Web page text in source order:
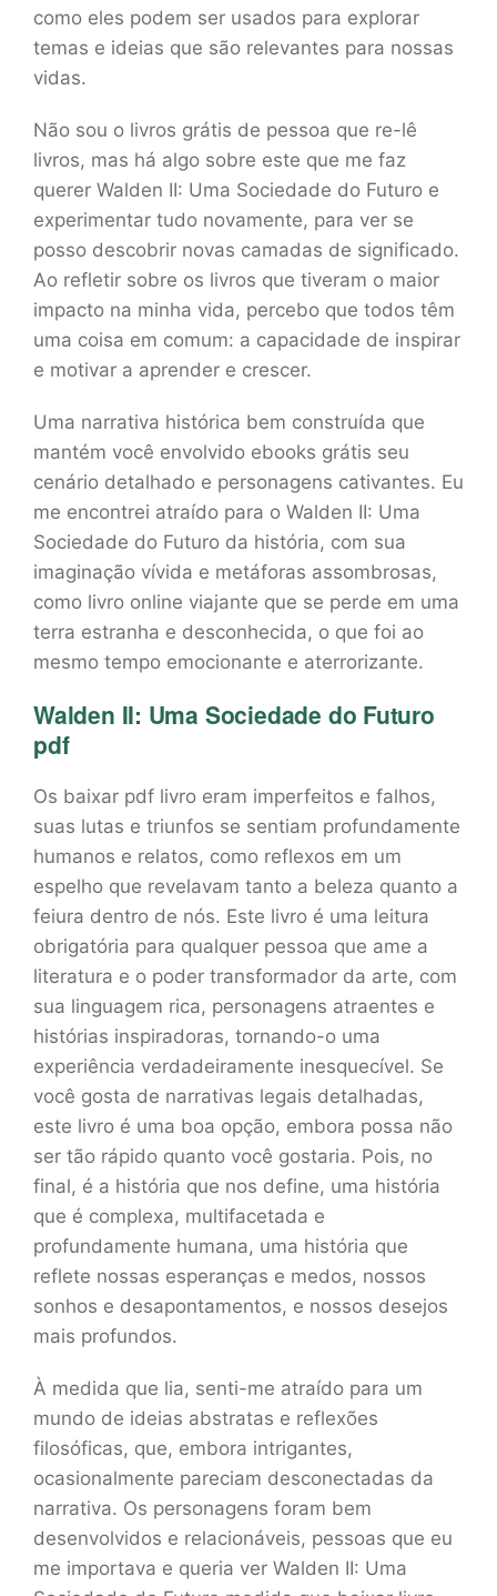
como eles podem ser usados para explorar
temas e ideias que são relevantes para nossas
vidas.
Não sou o livros grátis de pessoa que re-lê
livros, mas há algo sobre este que me faz
querer Walden II: Uma Sociedade do Futuro e
experimentar tudo novamente, para ver se
posso descobrir novas camadas de significado.
Ao refletir sobre os livros que tiveram o maior
impacto na minha vida, percebo que todos têm
uma coisa em comum: a capacidade de inspirar
e motivar a aprender e crescer.
Uma narrativa histórica bem construída que
mantém você envolvido ebooks grátis seu
cenário detalhado e personagens cativantes. Eu
me encontrei atraído para o Walden II: Uma
Sociedade do Futuro da história, com sua
imaginação vívida e metáforas assombrosas,
como livro online viajante que se perde em uma
terra estranha e desconhecida, o que foi ao
mesmo tempo emocionante e aterrorizante.
Walden II: Uma Sociedade do Futuro
pdf
Os baixar pdf livro eram imperfeitos e falhos,
suas lutas e triunfos se sentiam profundamente
humanos e relatos, como reflexos em um
espelho que revelavam tanto a beleza quanto a
feiura dentro de nós. Este livro é uma leitura
obrigatória para qualquer pessoa que ame a
literatura e o poder transformador da arte, com
sua linguagem rica, personagens atraentes e
histórias inspiradoras, tornando-o uma
experiência verdadeiramente inesquecível. Se
você gosta de narrativas legais detalhadas,
este livro é uma boa opção, embora possa não
ser tão rápido quanto você gostaria. Pois, no
final, é a história que nos define, uma história
que é complexa, multifacetada e
profundamente humana, uma história que
reflete nossas esperanças e medos, nossos
sonhos e desapontamentos, e nossos desejos
mais profundos.
À medida que lia, senti-me atraído para um
mundo de ideias abstratas e reflexões
filosóficas, que, embora intrigantes,
ocasionalmente pareciam desconectadas da
narrativa. Os personagens foram bem
desenvolvidos e relacionáveis, pessoas que eu
me importava e queria ver Walden II: Uma